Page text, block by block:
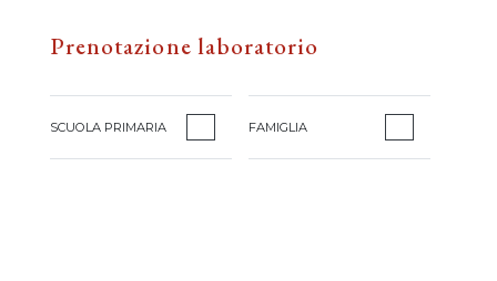
Prenotazione laboratorio
SCUOLA PRIMARIA FAMIGLIA